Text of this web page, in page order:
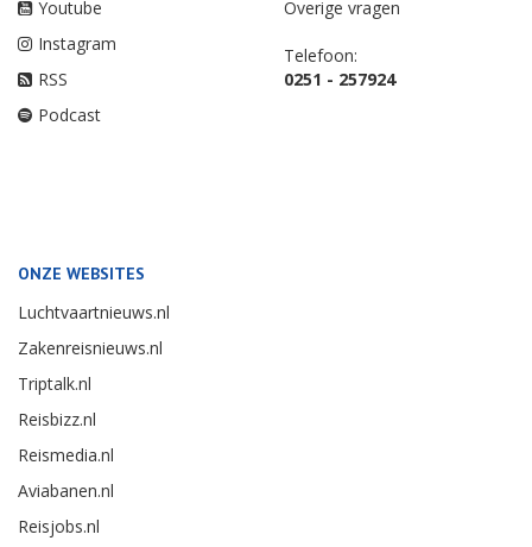
Youtube
Instagram
RSS
Podcast
Overige vragen
Telefoon:
0251 - 257924
ONZE WEBSITES
Luchtvaartnieuws.nl
Zakenreisnieuws.nl
Triptalk.nl
Reisbizz.nl
Reismedia.nl
Aviabanen.nl
Reisjobs.nl